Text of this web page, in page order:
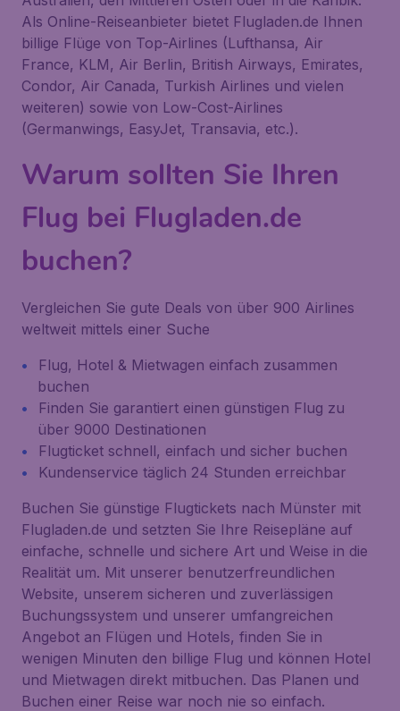
Als Online-Reiseanbieter bietet Flugladen.de Ihnen
billige Flüge von Top-Airlines (Lufthansa, Air
France, KLM, Air Berlin, British Airways, Emirates,
Condor, Air Canada, Turkish Airlines und vielen
weiteren) sowie von Low-Cost-Airlines
(Germanwings, EasyJet, Transavia, etc.).
Warum sollten Sie Ihren
Flug bei Flugladen.de
buchen?
Vergleichen Sie gute Deals von über 900 Airlines
weltweit mittels einer Suche
Flug, Hotel & Mietwagen einfach zusammen
buchen
Finden Sie garantiert einen günstigen Flug zu
über 9000 Destinationen
Flugticket schnell, einfach und sicher buchen
Kundenservice täglich 24 Stunden erreichbar
Buchen Sie günstige Flugtickets nach Münster mit
Flugladen.de und setzten Sie Ihre Reisepläne auf
einfache, schnelle und sichere Art und Weise in die
Realität um. Mit unserer benutzerfreundlichen
Website, unserem sicheren und zuverlässigen
Buchungssystem und unserer umfangreichen
Angebot an Flügen und Hotels, finden Sie in
wenigen Minuten den billige Flug und können Hotel
und Mietwagen direkt mitbuchen. Das Planen und
Buchen einer Reise war noch nie so einfach.